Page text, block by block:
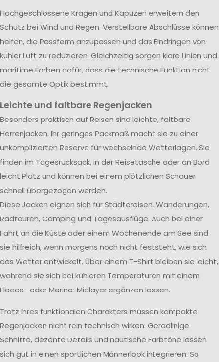
Hochgeschlossene Kragen und Kapuzen erweitern den
Schutz bei Wind und Regen. Verstellbare Abschlüsse können
helfen, die Passform anzupassen und das Eindringen von
kühler Luft zu reduzieren. Gleichzeitig sorgen klare Linien und
maritime Farben dafür, dass die technische Funktion nicht
die gesamte Optik bestimmt.
Leichte und faltbare Regenjacken
Besonders praktisch auf Reisen sind leichte, faltbare
Herrenjacken. Ihr geringes Packmaß macht sie zu einer
unkomplizierten Reserve für wechselnde Wetterlagen. Sie
finden im Tagesrucksack, in der Reisetasche oder an Bord
leicht Platz und können bei einem plötzlichen Schauer
schnell übergezogen werden.
Diese Jacken eignen sich für Städtereisen, Wanderungen,
Radtouren, Camping und Tagesausflüge. Auch bei einer
Fahrt an die Küste oder einem Wochenende am See sind
sie hilfreich, wenn morgens noch nicht feststeht, wie sich
das Wetter entwickelt. Über einem T-Shirt bleiben sie leicht,
während sie sich bei kühleren Temperaturen mit einem
Fleece- oder Merino-Midlayer ergänzen lassen.
Trotz ihres funktionalen Charakters müssen kompakte
Regenjacken nicht rein technisch wirken. Geradlinige
Schnitte, dezente Details und nautische Farbtöne lassen
sich gut in einen sportlichen Männerlook integrieren. So